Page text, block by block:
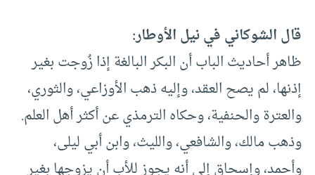
قال الشوكاني في نيل الأوطار:
ظاهر أحاديث الباب أن البكر البالغة إذا زُوجت بغير
إذنها، لم يصح العقد، وإليه ذهب الأوزاعي، والثوري،
والعترة والحنفية، وحكاه الترمذي عن أكثر أهل العلم.
وذهب مالك، والشافعي، والليث، وابن أبي ليلى،
وأحمد، وإسحاق إلى أنه يجوز للأب أن يزوجها بغير